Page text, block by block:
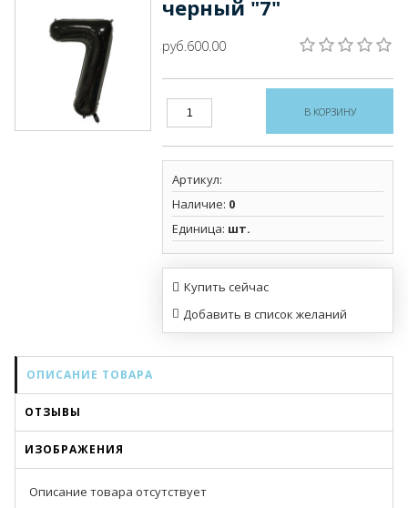
черный "7"
руб.600.00
Артикул:
Наличие: 0
Единица: шт.
Купить сейчас
ОПИСАНИЕ ТОВАРА
ОТЗЫВЫ
ИЗОБРАЖЕНИЯ
Описание товара отсутствует